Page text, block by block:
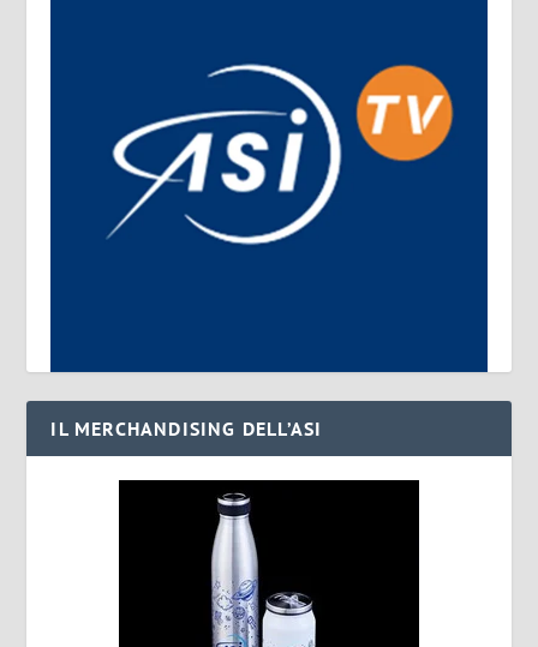
IL MERCHANDISING DELL’ASI